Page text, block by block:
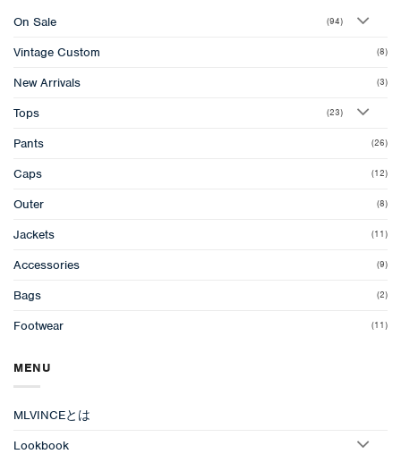
On Sale (94)
Vintage Custom (8)
New Arrivals (3)
Tops (23)
Pants (26)
Caps (12)
Outer (8)
Jackets (11)
Accessories (9)
Bags (2)
Footwear (11)
MENU
MLVINCEとは
Lookbook